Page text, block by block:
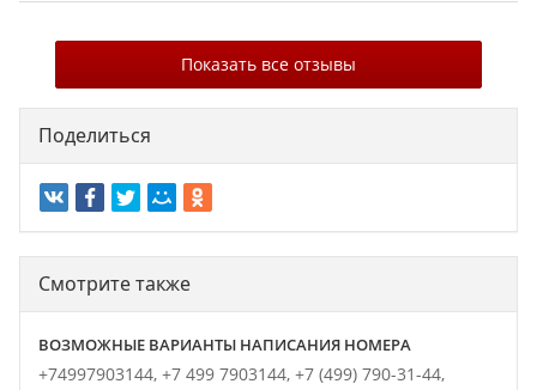
Показать все отзывы
Поделиться
Смотрите также
ВОЗМОЖНЫЕ ВАРИАНТЫ НАПИСАНИЯ НОМЕРА
+74997903144, +7 499 7903144, +7 (499) 790-31-44,